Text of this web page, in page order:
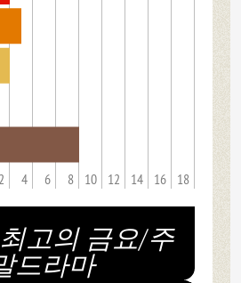
2 4 6 8 10 12 14 16 18
고의 금요/주
드라마